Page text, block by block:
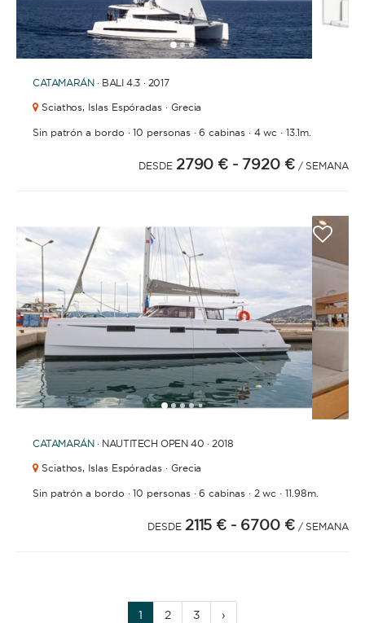
123
CATAMARÁN · BALI 4.3 · 2017
Sciathos, Islas Espóradas · Grecia
Sin patrón a bordo ·10 personas·6 cabinas· 4 wc ·13.1m.
DESDE 2790 € - 7920 € / SEMANA
12345 67891011121314151617 192021
CATAMARÁN · NAUTITECH OPEN 40 · 2018
Sciathos, Islas Espóradas · Grecia
Sin patrón a bordo ·10 personas·6 cabinas· 2 wc ·11.98m.
DESDE 2115 € - 6700 € / SEMANA
1 2 3 ›